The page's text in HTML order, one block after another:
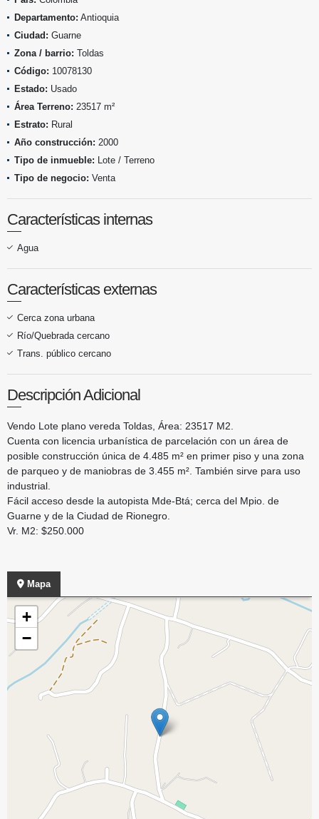
Departamento: Antioquia
Ciudad: Guarne
Zona / barrio: Toldas
Código: 10078130
Estado: Usado
Área Terreno: 23517 m²
Estrato: Rural
Año construcción: 2000
Tipo de inmueble: Lote / Terreno
Tipo de negocio: Venta
Características internas
Agua
Características externas
Cerca zona urbana
Río/Quebrada cercano
Trans. público cercano
Descripción Adicional
Vendo Lote plano vereda Toldas, Área: 23517 M2.
Cuenta con licencia urbanística de parcelación con un área de
posible construcción única de 4.485 m² en primer piso y una zona
de parqueo y de maniobras de 3.455 m². También sirve para uso
industrial.
Fácil acceso desde la autopista Mde-Btá; cerca del Mpio. de
Guarne y de la Ciudad de Rionegro.
Vr. M2: $250.000
Mapa
+
−